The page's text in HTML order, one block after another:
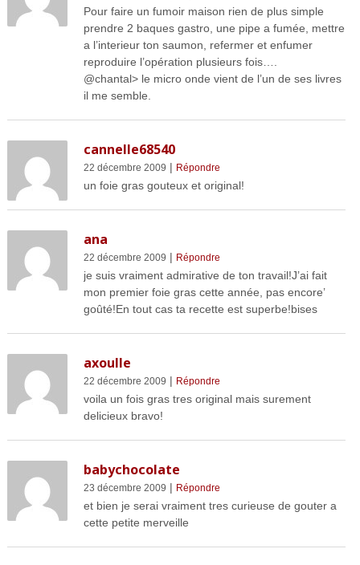
Pour faire un fumoir maison rien de plus simple
prendre 2 baques gastro, une pipe a fumée, mettre
a l’interieur ton saumon, refermer et enfumer
reproduire l’opération plusieurs fois….
@chantal> le micro onde vient de l’un de ses livres
il me semble.
cannelle68540
22 décembre 2009 | Répondre
un foie gras gouteux et original!
ana
22 décembre 2009 | Répondre
je suis vraiment admirative de ton travail!J’ai fait
mon premier foie gras cette année, pas encore’
goûté!En tout cas ta recette est superbe!bises
axoulle
22 décembre 2009 | Répondre
voila un fois gras tres original mais surement
delicieux bravo!
babychocolate
23 décembre 2009 | Répondre
et bien je serai vraiment tres curieuse de gouter a
cette petite merveille